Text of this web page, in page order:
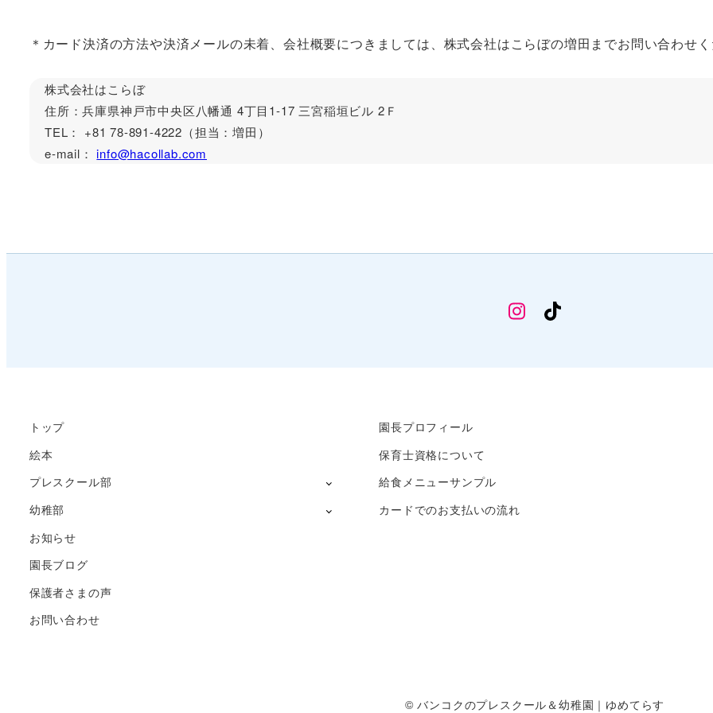
＊カード決済の方法や決済メールの未着、会社概要につきましては、株式会社はこらぼの増田までお問い合わせ
株式会社はこらぼ
住所：兵庫県神戸市中央区八幡通 4丁目1-17 三宮稲垣ビル 2Ｆ
TEL： +81 78-891-4222（担当：増田）
e-mail：info@hacollab.com
幼 TikTok
トップ
絵本
プレスクール部
幼稚部
お知らせ
園長ブログ
保護者さまの声
お問い合わせ
園長プロフィール
保育士資格について
給食メニューサンプル
カードでのお支払いの流れ
©バンコクのプレスクール＆幼稚園｜ゆめてらす